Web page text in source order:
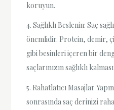
koruyun.
4. Sağlıklı Beslenin: Saç
önemlidir. Protein, demir,
gibi besinleri içeren bir
saçlarınızın sağlıklı
5. Rahatlatıcı Masajlar
sonrasında saç derinizi